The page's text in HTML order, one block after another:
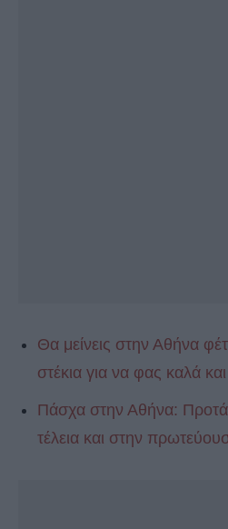
Θα μείνεις στην Αθήνα
στέκια για να φας καλά
Πάσχα στην Αθήνα:
τέλεια και στην